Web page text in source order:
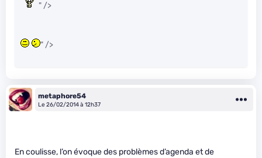
" />
" />
metaphore54
Le 26/02/2014 à 12h37
En coulisse, l’on évoque des problèmes d’agenda et de